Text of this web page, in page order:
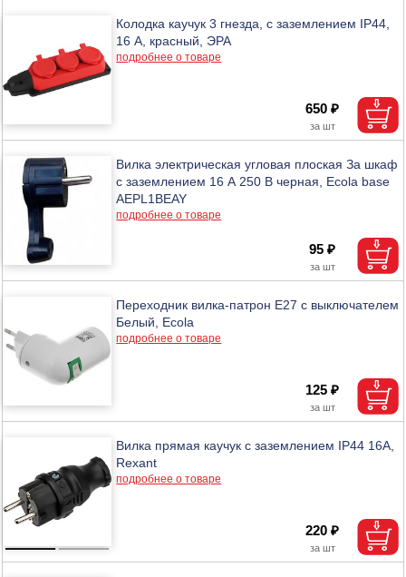
Колодка каучук 3 гнезда, с заземлением IP44,
16 А, красный, ЭРА
подробнее о товаре
650 ₽
Вилка электрическая угловая плоская За шкаф
с заземлением 16 А 250 В черная, Ecola base
AEPL1BEAY
подробнее о товаре
95 ₽
Переходник вилка-патрон Е27 с выключателем
Белый, Ecola
подробнее о товаре
125 ₽
Вилка прямая каучук с заземлением IP44 16А,
Rexant
подробнее о товаре
220 ₽